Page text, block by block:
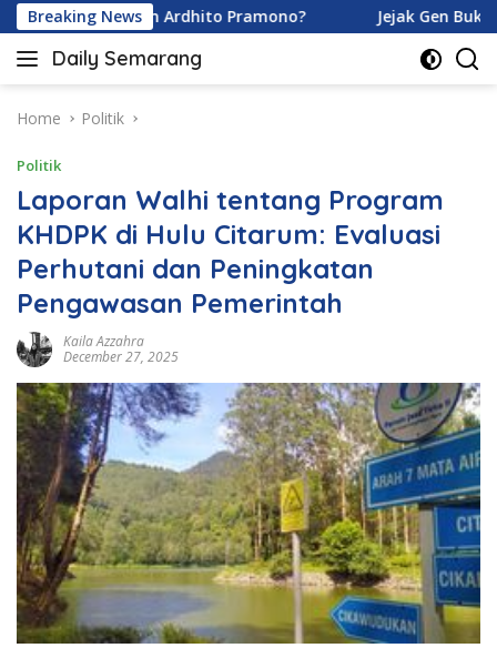
Skip
to
content
Breaking News
dan Ardhito Pramono? Jejak Gen Buka
Daily Semarang
"Semarang
Ini:
Terkini
untuk
Anda"
Home Politik
Politik
Laporan Walhi tentang Program
KHDPK di Hulu Citarum: Evaluasi
Perhutani dan Peningkatan
Pengawasan Pemerintah
Kaila Azzahra
December 27, 2025